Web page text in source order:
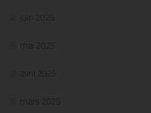
juin 2025
mai 2025
avril 2025
mars 2025